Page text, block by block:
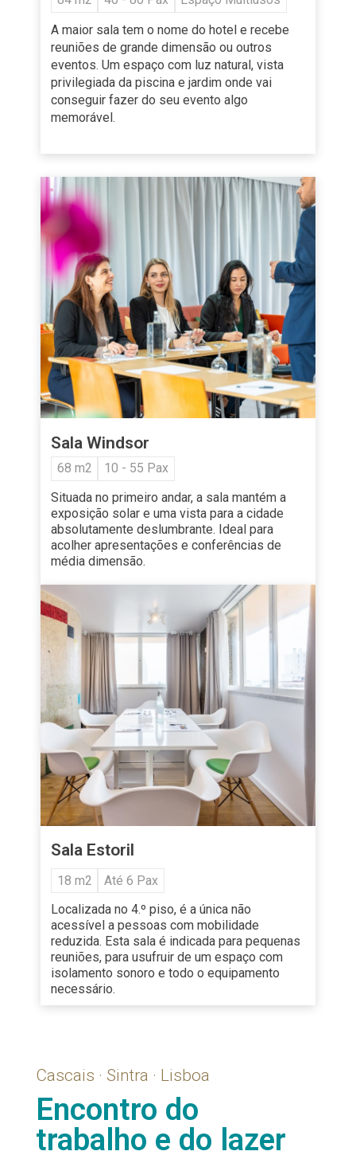
A maior sala tem o nome do hotel e recebe
reuniões de grande dimensão ou outros
eventos. Um espaço com luz natural, vista
privilegiada da piscina e jardim onde vai
conseguir fazer do seu evento algo
memorável.
Sala Windsor
68 m2
10 - 55 Pax
Situada no primeiro andar, a sala mantém a
exposição solar e uma vista para a cidade
absolutamente deslumbrante. Ideal para
acolher apresentações e conferências de
média dimensão.
Sala Estoril
18 m2
Até 6 Pax
Localizada no 4.º piso, é a única não
acessível a pessoas com mobilidade
reduzida. Esta sala é indicada para pequenas
reuniões, para usufruir de um espaço com
isolamento sonoro e todo o equipamento
necessário.
Cascais · Sintra · Lisboa
Encontro do
trabalho e do lazer